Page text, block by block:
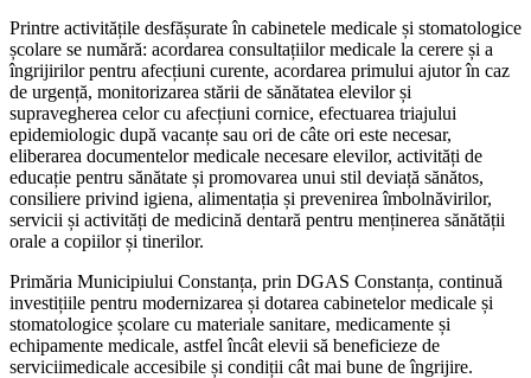
Printre activitățile desfășurate în cabinetele medicale și stomatologice
școlare se numără: acordarea consultațiilor medicale la cerere și a
îngrijirilor pentru afecțiuni curente, acordarea primului ajutor în caz
de urgență, monitorizarea stării de sănătatea elevilor și
supravegherea celor cu afecțiuni cornice, efectuarea triajului
epidemiologic după vacanțe sau ori de câte ori este necesar,
eliberarea documentelor medicale necesare elevilor, activități de
educație pentru sănătate și promovarea unui stil deviață sănătos,
consiliere privind igiena, alimentația și prevenirea îmbolnăvirilor,
servicii și activități de medicină dentară pentru menținerea sănătății
orale a copiilor și tinerilor.
Primăria Municipiului Constanța, prin DGAS Constanța, continuă
investițiile pentru modernizarea și dotarea cabinetelor medicale și
stomatologice școlare cu materiale sanitare, medicamente și
echipamente medicale, astfel încât elevii să beneficieze de
serviciimedicale accesibile și condiții cât mai bune de îngrijire.